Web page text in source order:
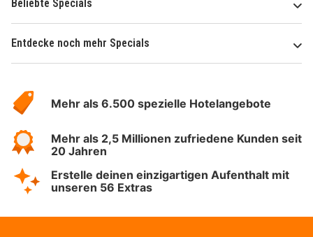
Beliebte Specials
Entdecke noch mehr Specials
Hotelspecials
Mehr als 6.500 spezielle Hotelangebote
Mehr als 2,5 Millionen zufriedene Kunden seit
20 Jahren
Erstelle deinen einzigartigen Aufenthalt mit
unseren 56 Extras